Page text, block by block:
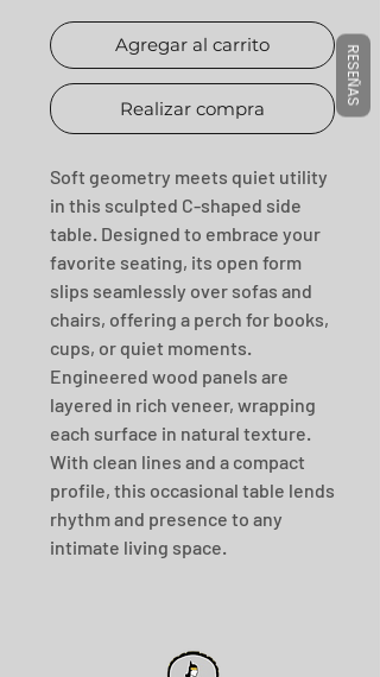
Agregar al carrito
Realizar compra
Soft geometry meets quiet utility
in this sculpted C-shaped side
table. Designed to embrace your
favorite seating, its open form
slips seamlessly over sofas and
chairs, offering a perch for books,
cups, or quiet moments.
Engineered wood panels are
layered in rich veneer, wrapping
each surface in natural texture.
With clean lines and a compact
profile, this occasional table lends
rhythm and presence to any
intimate living space.
RESEÑAS